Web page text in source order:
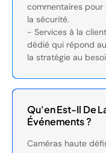
commentaires pour
la sécurité.
- Services à la
dédié qui répond
la stratégie au
Qu'en Est-Il De
Événements ?
Caméras haute